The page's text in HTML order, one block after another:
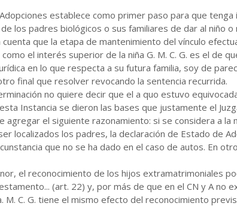
establece como primer paso para que
los padres biológicos o sus familiares de dar al niño
que la etapa de mantenimiento del vínculo
el interés superior de la niña G. M. C. G. es el de
en lo que respecta a su futura familia, soy de
final que resolver revocando la sentencia recurrida.
no quiere decir que el a quo estuvo
Instancia se dieron las bases que justamente el
agregar el siguiente razonamiento: si se considera a la
localizados los padres, la declaración de Estado de
que no se ha dado en el caso de autos. En
el reconocimiento de los hijos extramatrimoniales
(art. 22) y, por más de que en el CN y A no
M. C. G. tiene el mismo efecto del reconocimiento